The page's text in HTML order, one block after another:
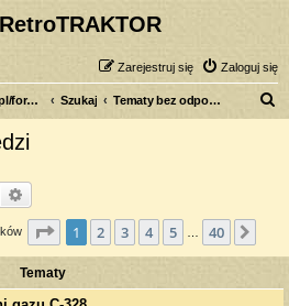
Zaloguj się
Zarejestruj się
retrotraktor.pl/forum Szukaj Tematy bez odpowiedzi
Szukaj
Strona z40
1 2 3 4 5 40
Tematy